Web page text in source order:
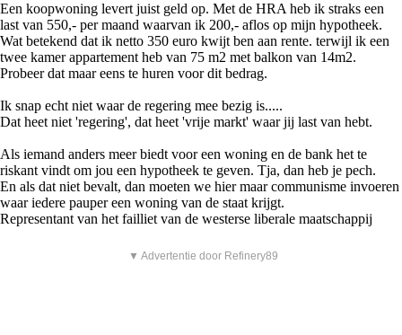
Een koopwoning levert juist geld op. Met de HRA heb ik straks een
last van 550,- per maand waarvan ik 200,- aflos op mijn hypotheek.
Wat betekend dat ik netto 350 euro kwijt ben aan rente. terwijl ik een
twee kamer appartement heb van 75 m2 met balkon van 14m2.
Probeer dat maar eens te huren voor dit bedrag.
Ik snap echt niet waar de regering mee bezig is.....
Dat heet niet 'regering', dat heet 'vrije markt' waar jij last van hebt.
Als iemand anders meer biedt voor een woning en de bank het te
riskant vindt om jou een hypotheek te geven. Tja, dan heb je pech.
En als dat niet bevalt, dan moeten we hier maar communisme invoeren
waar iedere pauper een woning van de staat krijgt.
Representant van het failliet van de westerse liberale maatschappij
▼ Advertentie door Refinery89